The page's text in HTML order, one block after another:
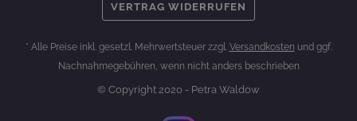
VERTRAG WIDERRUFEN
* Alle Preise inkl. gesetzl. Mehrwertsteuer zzgl. Versandkosten und ggf.
Nachnahmegebühren, wenn nicht anders beschrieben
© Copyright 2020 - Petra Waldow